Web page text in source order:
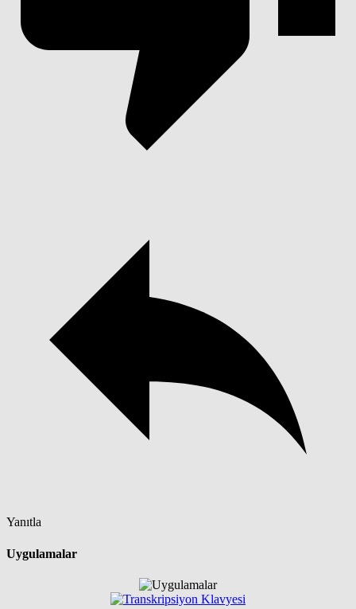
Yanıtla
Uygulamalar